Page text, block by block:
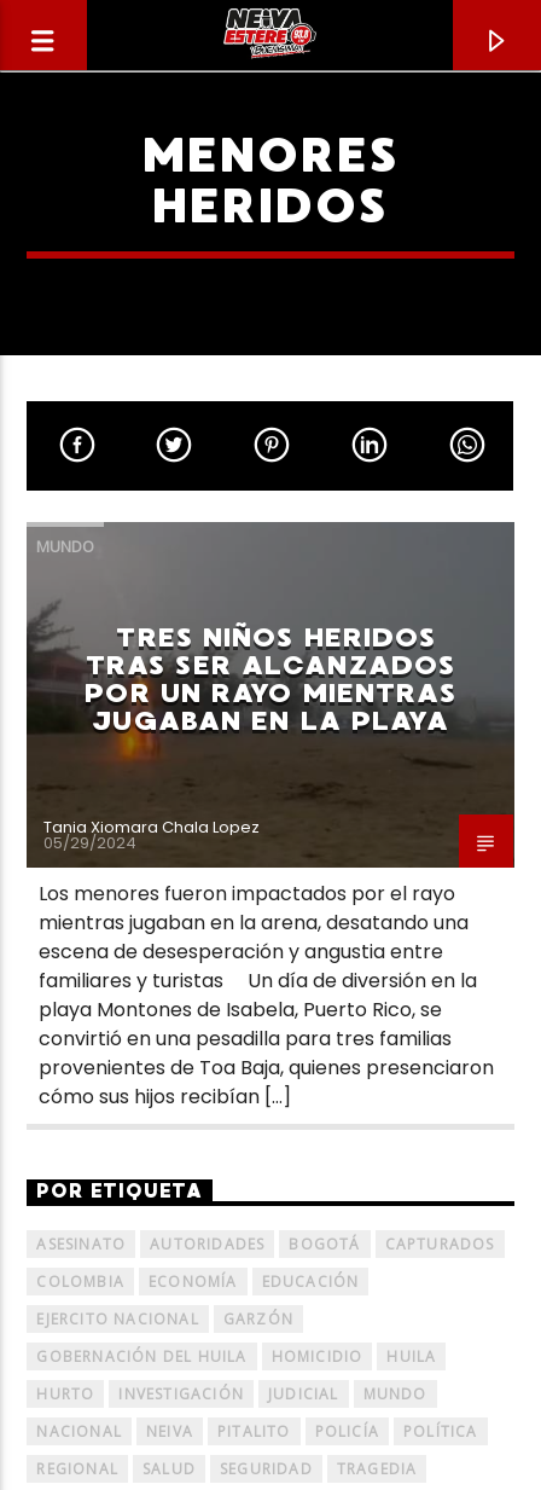
CANCIÓN ACTUAL
TÍTULO
ARTISTA
Neiva Estereo
MENORES
HERIDOS
MUNDO
TRES NIÑOS HERIDOS
TRAS SER ALCANZADOS
POR UN RAYO MIENTRAS
JUGABAN EN LA PLAYA
Tania Xiomara Chala Lopez
05/29/2024
Los menores fueron impactados por el rayo
mientras jugaban en la arena, desatando una
escena de desesperación y angustia entre
familiares y turistas Un día de diversión en la
playa Montones de Isabela, Puerto Rico, se
convirtió en una pesadilla para tres familias
provenientes de Toa Baja, quienes presenciaron
cómo sus hijos recibían […]
POR ETIQUETA
ASESINATO AUTORIDADES BOGOTÁ
CAPTURADOS
COLOMBIA
ECONOMÍA
EDUCACIÓN
EJERCITO NACIONAL
GARZÓN
GOBERNACIÓN DEL HUILA
HOMICIDIO
HUILA
HURTO
INVESTIGACIÓN JUDICIAL
MUNDO
NACIONAL
NEIVA PITALITO POLICÍA
POLÍTICA
REGIONAL
SALUD SEGURIDAD
TRAGEDIA